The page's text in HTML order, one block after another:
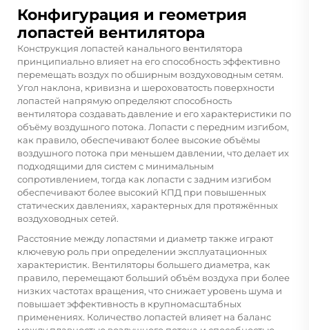
Конфигурация и геометрия
лопастей вентилятора
Конструкция лопастей канального вентилятора
принципиально влияет на его способность эффективно
перемещать воздух по обширным воздуховодным сетям.
Угол наклона, кривизна и шероховатость поверхности
лопастей напрямую определяют способность
вентилятора создавать давление и его характеристики по
объёму воздушного потока. Лопасти с передним изгибом,
как правило, обеспечивают более высокие объёмы
воздушного потока при меньшем давлении, что делает их
подходящими для систем с минимальным
сопротивлением, тогда как лопасти с задним изгибом
обеспечивают более высокий КПД при повышенных
статических давлениях, характерных для протяжённых
воздуховодных сетей.
Расстояние между лопастями и диаметр также играют
ключевую роль при определении эксплуатационных
характеристик. Вентиляторы большего диаметра, как
правило, перемещают больший объём воздуха при более
низких частотах вращения, что снижает уровень шума и
повышает эффективность в крупномасштабных
применениях. Количество лопастей влияет на баланс